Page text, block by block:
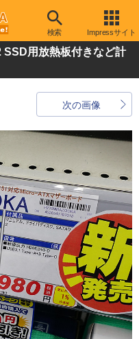
検索 Impressサイト
用放熱板付きなど計
次の画像